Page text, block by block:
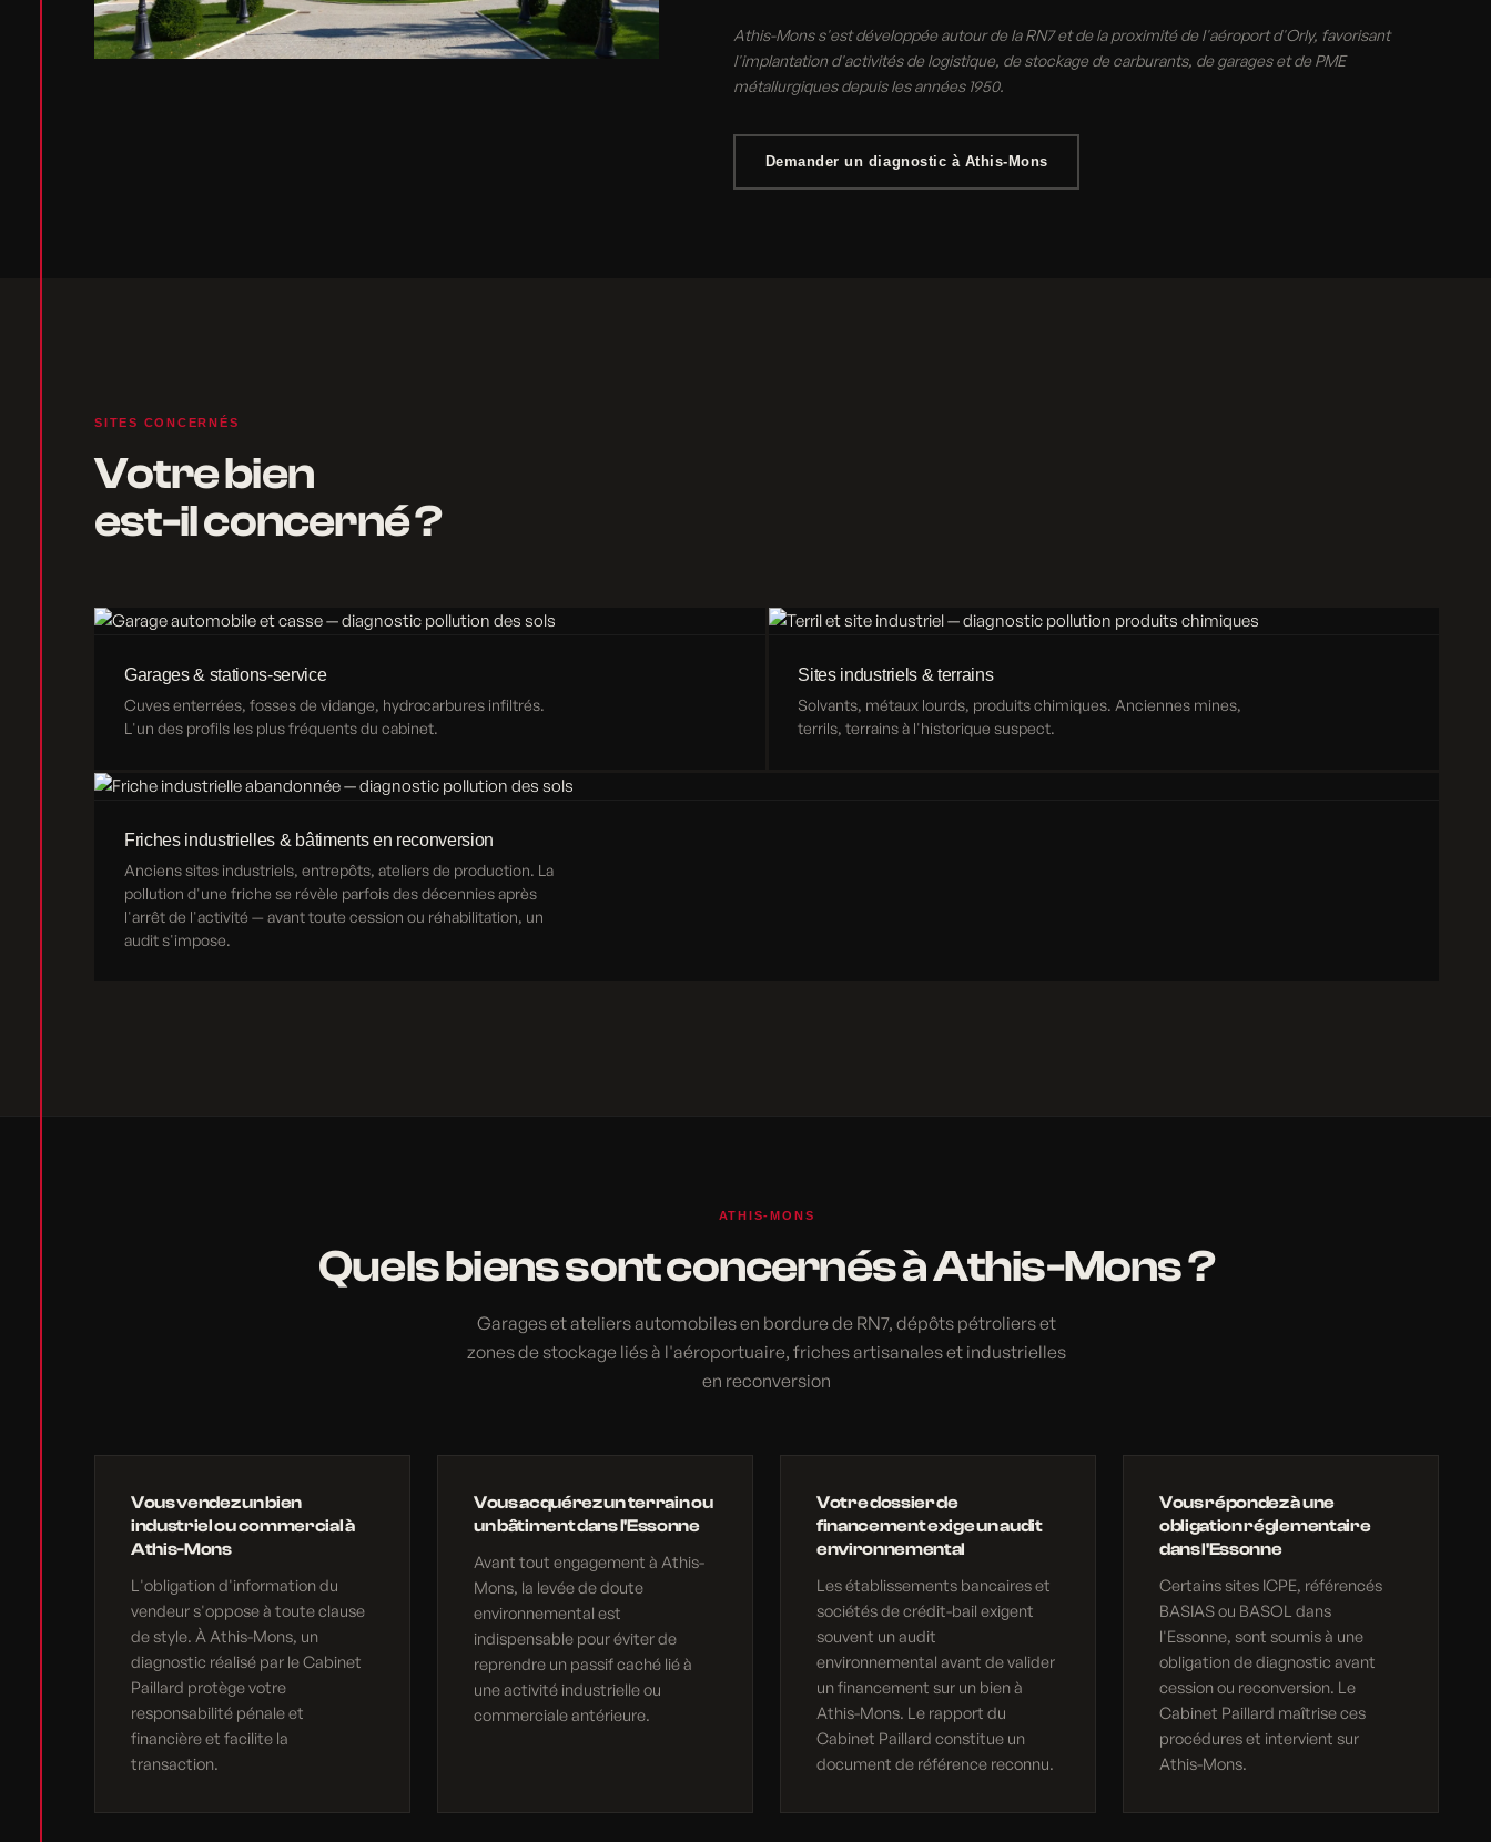
Athis-Mons s'est développée autour de la RN7 et de la proximité de l'aéroport d'Orly, favorisant
l'implantation d'activités de logistique, de stockage de carburants, de garages et de PME
métallurgiques depuis les années 1950.
Demander un diagnostic à Athis-Mons
SITES CONCERNÉS
Votre bien
est-il concerné ?
Garages & stations-service
Cuves enterrées, fosses de vidange, hydrocarbures infiltrés.
L'un des profils les plus fréquents du cabinet.
Sites industriels & terrains
Solvants, métaux lourds, produits chimiques. Anciennes mines,
terrils, terrains à l'historique suspect.
Friches industrielles & bâtiments en reconversion
Anciens sites industriels, entrepôts, ateliers de production. La
pollution d'une friche se révèle parfois des décennies après
l'arrêt de l'activité — avant toute cession ou réhabilitation, un
audit s'impose.
ATHIS-MONS
Quels biens sont concernés à Athis-Mons ?
Garages et ateliers automobiles en bordure de RN7, dépôts pétroliers et
zones de stockage liés à l'aéroportuaire, friches artisanales et industrielles
en reconversion
Vous vendez un bien
industriel ou commercial à
Athis-Mons
L'obligation d'information du
vendeur s'oppose à toute clause
de style. À Athis-Mons, un
diagnostic réalisé par le Cabinet
Paillard protège votre
responsabilité pénale et
financière et facilite la
transaction.
Vous acquérez un terrain ou
un bâtiment dans l'Essonne
Avant tout engagement à Athis-
Mons, la levée de doute
environnemental est
indispensable pour éviter de
reprendre un passif caché lié à
une activité industrielle ou
commerciale antérieure.
Votre dossier de
financement exige un audit
environnemental
Les établissements bancaires et
sociétés de crédit-bail exigent
souvent un audit
environnemental avant de valider
un financement sur un bien à
Athis-Mons. Le rapport du
Cabinet Paillard constitue un
document de référence reconnu.
Vous répondez à une
obligation réglementaire
dans l'Essonne
Certains sites ICPE, référencés
BASIAS ou BASOL dans
l'Essonne, sont soumis à une
obligation de diagnostic avant
cession ou reconversion. Le
Cabinet Paillard maîtrise ces
procédures et intervient sur
Athis-Mons.